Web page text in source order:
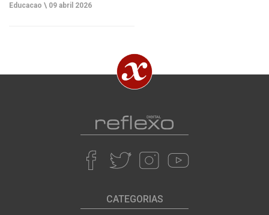
Educacao \ 09 abril 2026
CATEGORIAS